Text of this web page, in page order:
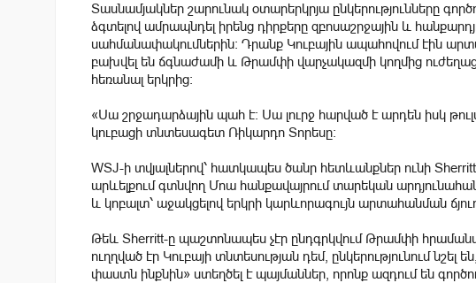
Տասնամյակներ շարունակ օտարերկրյա ընկերությունները
ձգտելով ամրապնդել իրենց դիրքերը զբոսաշրջային և
սահմանափակումներին։ Դրանք Կուբային ապահովում էին
բախվել են ճգնաժամի և Թրամփի վարչակազմի կողմից
հեռանալ երկրից։
«Սա շրջադարձային պահ է։ Սա լուրջ հարված է արդեն իսկ
կուբացի տնտեսագետ Ռիկարդո Տորեսը։
WSJ-ի տվյալներով՝ հատկապես ծանր հետևանքներ ունի Sherritt-
արևելքում գտնվող Մոա հանքավայրում տարեկան
և կոբալտ՝ աջակցելով երկրի կարևորագույն արտահանման
Թեև Sherritt-ը պաշտոնապես չէր ընդգրկվում Թրամփի
ուղղված էր Կուբայի տնտեսության դեմ, ընկերությունում
փաստն ինքնին» ստեղծել է պայմաններ, որոնք ազդում են